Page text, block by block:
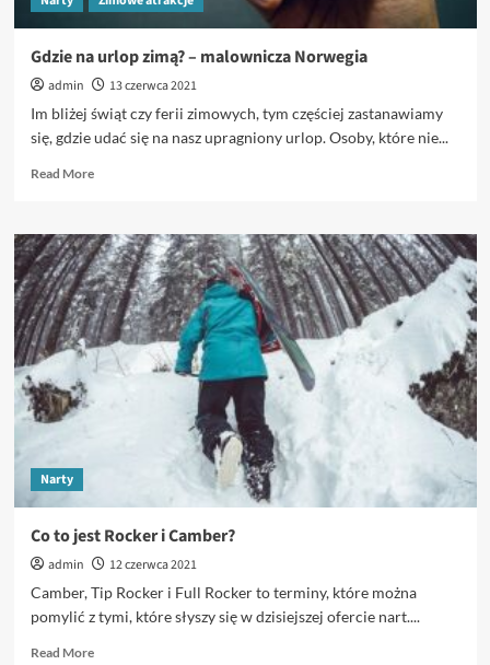
Gdzie na urlop zimą? – malownicza Norwegia
admin
13 czerwca 2021
Im bliżej świąt czy ferii zimowych, tym częściej zastanawiamy
się, gdzie udać się na nasz upragniony urlop. Osoby, które nie...
Read MoreRead
Gdzie
na
urlop
zimą?
–
malownicza
Norwegia
Narty
Co to jest Rocker i Camber?
admin
12 czerwca 2021
Camber, Tip Rocker i Full Rocker to terminy, które można
pomylić z tymi, które słyszy się w dzisiejszej ofercie nart....
Read MoreRead